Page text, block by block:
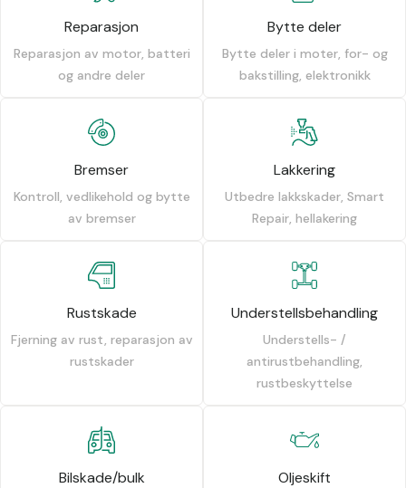
Reparasjon
Reparasjon av motor, batteri
og andre deler
Bytte deler
Bytte deler i moter, for- og
bakstilling, elektronikk
Bremser
Kontroll, vedlikehold og bytte
av bremser
Lakkering
Utbedre lakkskader, Smart
Repair, hellakering
Rustskade
Fjerning av rust, reparasjon av
rustskader
Understellsbehandling
Understells- /
antirustbehandling,
rustbeskyttelse
Bilskade/bulk Oljeskift